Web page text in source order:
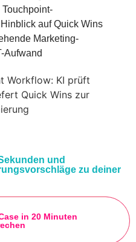
Touchpoint-
auf Quick Wins
Marketing-
Aufwand
und
zu deiner
in 20 Minuten